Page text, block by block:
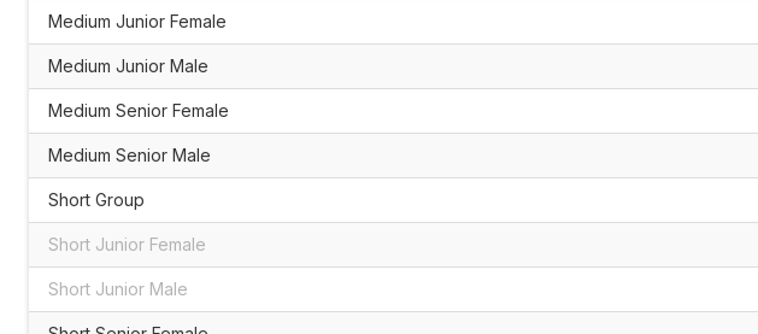
Medium Junior Female
Medium Junior Male
Medium Senior Female
Medium Senior Male
Short Group
Short Junior Female
Short Junior Male